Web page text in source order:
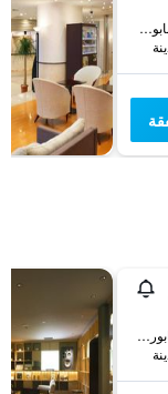
Minami 4 Jonishi 5-8, سابورو, اليابان
Nishi 3chome 10 10, سابورو, اليابان